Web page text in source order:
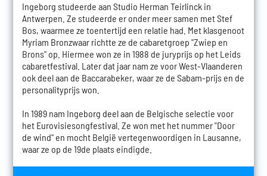
Ingeborg studeerde aan Studio Herman Teirlinck in
Antwerpen. Ze studeerde er onder meer samen met Stef
Bos, waarmee ze toentertijd een relatie had. Met klasgenoot
Myriam Bronzwaar richtte ze de cabaretgroep "Zwiep en
Brons" op. Hiermee won ze in 1988 de juryprijs op het Leids
cabaretfestival. Later dat jaar nam ze voor West-Vlaanderen
ook deel aan de Baccarabeker, waar ze de Sabam-prijs en de
personalityprijs won.
In 1989 nam Ingeborg deel aan de Belgische selectie voor
het Eurovisiesongfestival. Ze won met het nummer "Door
de wind" en mocht België vertegenwoordigen in Lausanne,
waar ze op de 19de plaats eindigde.